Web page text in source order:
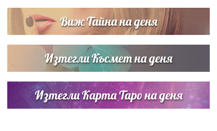
Виж Тайна на деня
Изтегли Късмет на деня
Изтегли Карта Таро на деня